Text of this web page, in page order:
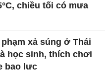
chiều tối có mưa
xả súng ở Thái
học sinh, thích chơi
bạo lực